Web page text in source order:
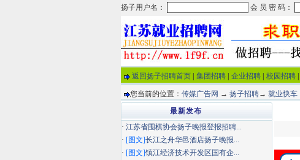
返回扬子招聘首页
集团招聘 企业招聘 校园招聘
您当前的位置： 传媒广告网 → 扬子招聘→ 就业快车
最新发布
· 江苏省围棋协会扬子晚报登报招聘...
· [图文]长江之舟华邑酒店扬子晚报...
· [图文]镇江经济技术开发区国有企...